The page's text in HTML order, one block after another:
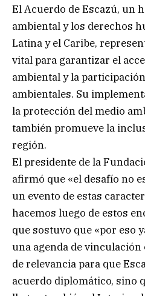
El Acuerdo de Escazú, un
ambiental y los derechos
Latina y el Caribe,
vital para garantizar el
ambiental y la
ambientales. Su
la protección del medio
también promueve la
región.
El presidente de la
afirmó que «el desafío no
un evento de estas
hacemos luego de estos
que sostuvo que «por eso
una agenda de
de relevancia para que
acuerdo diplomático, sino